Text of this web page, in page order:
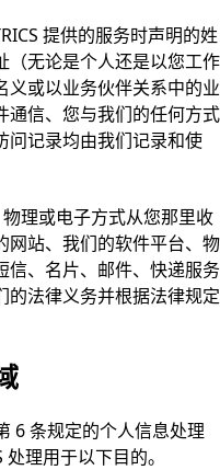
提供的服务时声明的姓
（无论是个人还是以您工作
义或以业务伙伴关系中的业
通信、您与我们的任何方式
问记录均由我们记录和使
理或电子方式从您那里收
网站、我们的软件平台、物
信、名片、邮件、快递服务
的法律义务并根据法律规定
6 条规定的个人信息处理
理用于以下目的。